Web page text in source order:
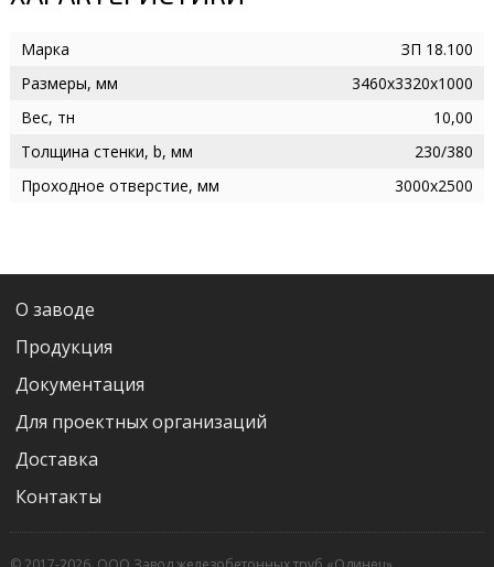
Марка
ЗП 18.100
Размеры, мм
3460х3320х1000
Вес, тн
10,00
Толщина стенки, b, мм
230/380
Проходное отверстие, мм
3000х2500
О заводе
Продукция
Документация
Для проектных организаций
Доставка
Контакты